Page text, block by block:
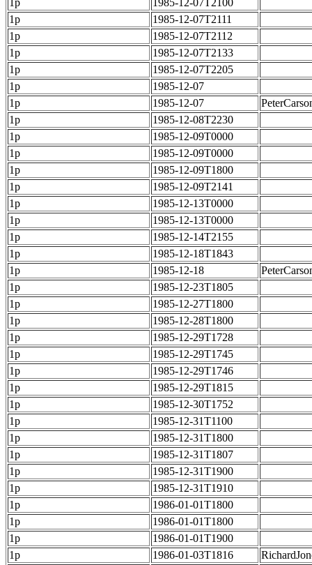
1p
1985-12-07T2100
1p
1985-12-07T2111
1p
1985-12-07T2112
1p
1985-12-07T2133
1p
1985-12-07T2205
1p
1985-12-07
1p
1985-12-07
1p
1985-12-08T2230
1p
1985-12-09T0000
1p
1985-12-09T0000
1p
1985-12-09T1800
1p
1985-12-09T2141
1p
1985-12-13T0000
1p
1985-12-13T0000
1p
1985-12-14T2155
1p
1985-12-18T1843
1p
1985-12-18
1p
1985-12-23T1805
1p
1985-12-27T1800
1p
1985-12-28T1800
1p
1985-12-29T1728
1p
1985-12-29T1745
1p
1985-12-29T1746
1p
1985-12-29T1815
1p
1985-12-30T1752
1p
1985-12-31T1100
1p
1985-12-31T1800
1p
1985-12-31T1807
1p
1985-12-31T1900
1p
1985-12-31T1910
1p
1986-01-01T1800
1p
1986-01-01T1800
1p
1986-01-01T1900
1p
1986-01-03T1816